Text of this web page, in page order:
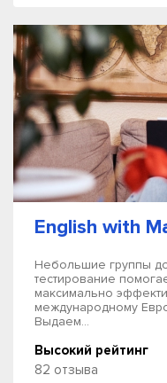
English with
Небольшие группы
тестирование
максимально
международному
Выдаем...
Высокий рейтинг
82 отзыва